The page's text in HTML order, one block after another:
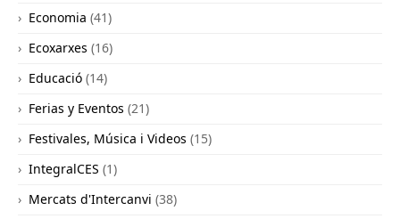
Economia (41)
Ecoxarxes (16)
Educació (14)
Ferias y Eventos (21)
Festivales, Música i Videos (15)
IntegralCES (1)
Mercats d'Intercanvi (38)